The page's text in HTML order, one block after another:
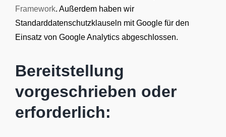
Framework. Außerdem haben wir
Standarddatenschutzklauseln mit Google für den
Einsatz von Google Analytics abgeschlossen.
Bereitstellung
vorgeschrieben oder
erforderlich: